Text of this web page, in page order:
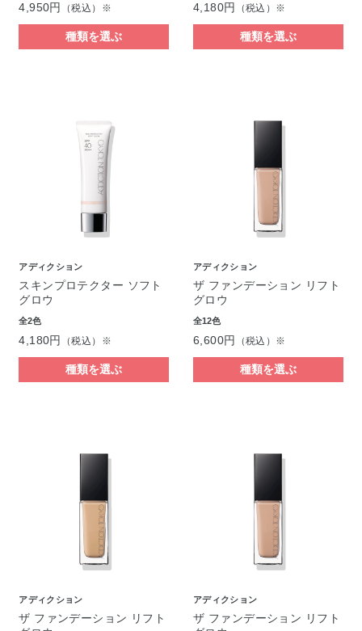
4,950円 （税込）※
種類を選ぶ
4,180円 （税込）※
種類を選ぶ
アディクション
スキンプロテクター ソフト
グロウ
全2色
4,180円 （税込）※
種類を選ぶ
アディクション
ザ ファンデーション リフト
グロウ
全12色
6,600円 （税込）※
種類を選ぶ
アディクション
ザ ファンデーション リフト
アディクション
ザ ファンデーション リフト